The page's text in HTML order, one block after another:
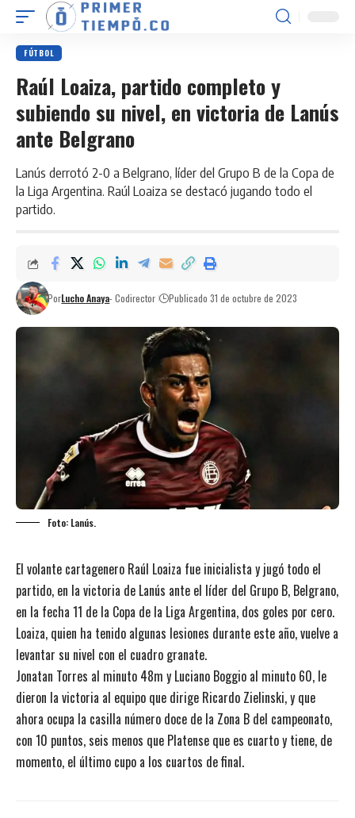
FÚTBOL
Raúl Loaiza, partido completo y
subiendo su nivel, en victoria de Lanús
ante Belgrano
Lanús derrotó 2-0 a Belgrano, líder del Grupo B de la Copa de
la Liga Argentina. Raúl Loaiza se destacó jugando todo el
partido.
PorLucho Anaya- Codirector Publicado 31 de octubre de 2023
Foto: Lanús.
El volante cartagenero Raúl Loaiza fue inicialista y jugó todo el
partido, en la victoria de Lanús ante el líder del Grupo B, Belgrano,
en la fecha 11 de la Copa de la Liga Argentina, dos goles por cero.
Loaiza, quien ha tenido algunas lesiones durante este año, vuelve a
levantar su nivel con el cuadro granate.
Jonatan Torres al minuto 48m y Luciano Boggio al minuto 60, le
dieron la victoria al equipo que dirige Ricardo Zielinski, y que
ahora ocupa la casilla número doce de la Zona B del campeonato,
con 10 puntos, seis menos que Platense que es cuarto y tiene, de
momento, el último cupo a los cuartos de final.